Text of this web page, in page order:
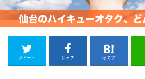
ツイート シェア はてブ